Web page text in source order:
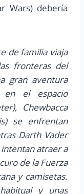
Wars) debería
de familia viaja
fronteras del
gran aventura
en el espacio
Chewbacca
se enfrentan
Darth Vader
atraer a
de la Fuerza
y camisetas.
y unas